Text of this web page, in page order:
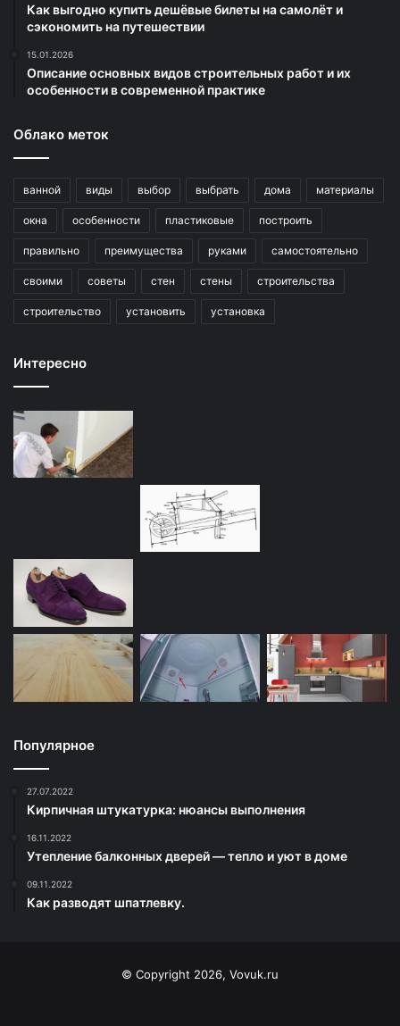
Как выгодно купить дешёвые билеты на самолёт и
сэкономить на путешествии
15.01.2026
Описание основных видов строительных работ и их
особенности в современной практике
Облако меток
ванной виды выбор выбрать дома материалы
окна особенности пластиковые построить
правильно преимущества руками самостоятельно
своими советы стен стены строительства
строительство установить установка
Интересно
Популярное
27.07.2022
Кирпичная штукатурка: нюансы выполнения
16.11.2022
Утепление балконных дверей — тепло и уют в доме
09.11.2022
Как разводят шпатлевку.
© Copyright 2026, Vovuk.ru